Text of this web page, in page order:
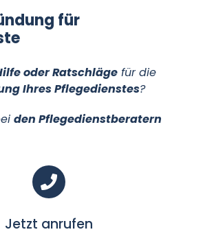
Fortbildung
Partner
Datenschutz
Kontakt
für
oder Ratschlägefür die
Ihres Pflegedienstes?
den Pflegedienstberatern
Jetzt anrufen